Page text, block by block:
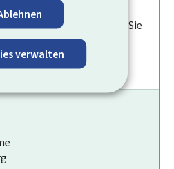
verwalten
Dann können Sie
von